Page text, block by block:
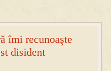
îmi recunoaşte
disident